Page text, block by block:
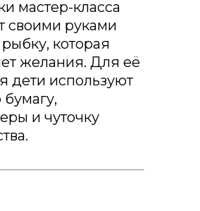
мастер-класса
своими руками
которая
желания. Для её
дети используют
и чуточку